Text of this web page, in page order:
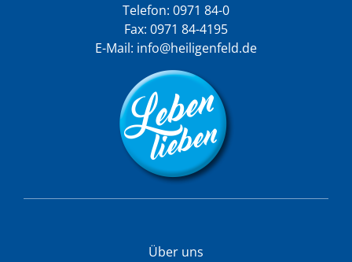
Telefon: 0971 84-0
Fax: 0971 84-4195
E-Mail: info@heiligenfeld.de
Über uns